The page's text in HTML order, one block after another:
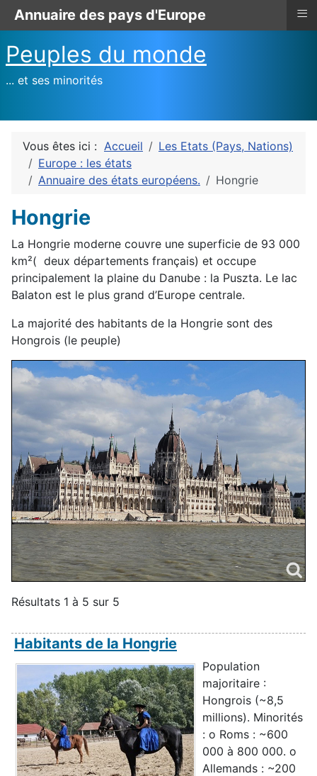
Peuples du monde
... et ses minorités
Vous êtes ici : Accueil
Les Etats (Pays, Nations)
Europe : les états
Annuaire des états européens.
Hongrie
Hongrie
La Hongrie moderne couvre une superficie de 93 000
km²( deux départements français) et occupe
principalement la plaine du Danube : la Puszta. Le lac
Balaton est le plus grand d’Europe centrale.
La majorité des habitants de la Hongrie sont des
Hongrois (le peuple)
Résultats 1 à 5 sur 5
Habitants de la Hongrie
Population
majoritaire :
Hongrois (~8,5
millions). Minorités
: o Roms : ~600
000 à 800 000. o
Allemands : ~200
Annuaire des pays d'Europe ≡